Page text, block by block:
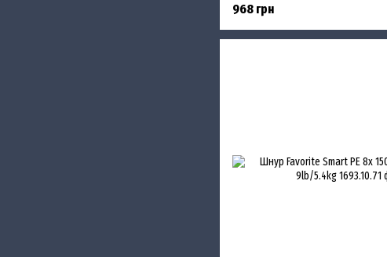
968 грн